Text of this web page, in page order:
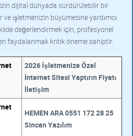
dijital dünyada sürdürülebilir bir
ve işletmenizin büyümesine yardımcı
değerlendirmek için, profesyonel
faydalanmak kritik öneme sahiptir.
2026 İşletmenize Özel
İnternet Sitesi Yaptırın Fiyatı
İletişim
HEMEN ARA 0551 172 28 25
Sincan Yazılım